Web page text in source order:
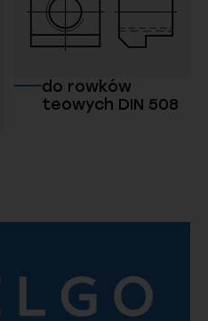
do rowków
teowych DIN 508